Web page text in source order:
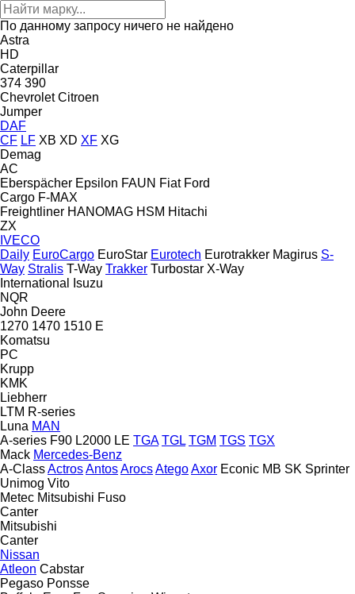
По данному запросу ничего не найдено
Astra
HD
Caterpillar
374 390
Chevrolet Citroen
Jumper
DAF
CF LF XB XD XF XG
Demag
AC
Eberspächer Epsilon FAUN Fiat Ford
Cargo F-MAX
Freightliner HANOMAG HSM Hitachi
ZX
IVECO
Daily EuroCargo EuroStar Eurotech Eurotrakker Magirus S-
Way Stralis T-Way Trakker Turbostar X-Way
International
Isuzu
NQR
John Deere
1270 1470 1510 E
Komatsu
PC
Krupp
KMK
Liebherr
LTM R-series
Luna MAN
A-series F90 L2000 LE TGA TGL TGM TGS TGX
Mack Mercedes-Benz
A-ClassActrosAntosArocsAtegoAxor Econic MB SK Sprinter
Unimog Vito
Metec Mitsubishi Fuso
Canter
Mitsubishi
Canter
Nissan
Atleon Cabstar
Pegaso Ponsse